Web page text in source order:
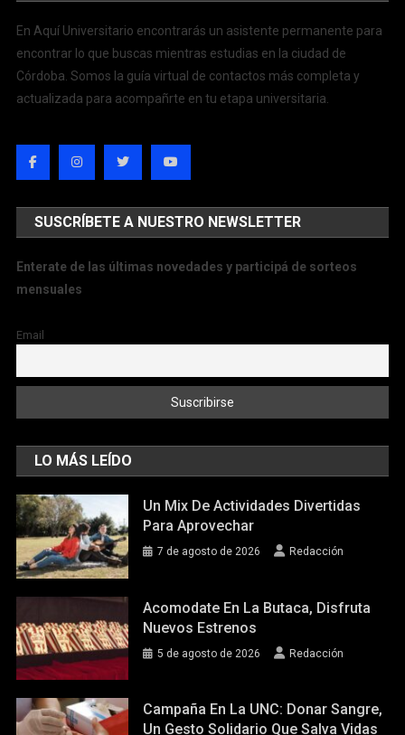
En Aquí Universitario encontrarás un asistente permanente para
encontrar lo que buscas mientras estudias en la ciudad de
Córdoba. Somos la guía virtual de contactos más completa y
actualizada para acompañrte en tu etapa universitaria.
SUSCRÍBETE A NUESTRO NEWSLETTER
Enterate de las últimas novedades y participá de sorteos
mensuales
Email
LO MÁS LEÍDO
Un Mix De Actividades Divertidas
Para Aprovechar
7 de agosto de 2026 Redacción
Acomodate En La Butaca, Disfruta
Nuevos Estrenos
5 de agosto de 2026 Redacción
Campaña En La UNC: Donar Sangre,
Un Gesto Solidario Que Salva Vidas